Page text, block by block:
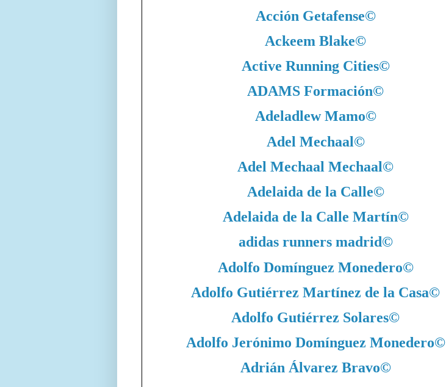
Acción Getafense©
Ackeem Blake©
Active Running Cities©
ADAMS Formación©
Adeladlew Mamo©
Adel Mechaal©
Adel Mechaal Mechaal©
Adelaida de la Calle©
Adelaida de la Calle Martín©
adidas runners madrid©
Adolfo Domínguez Monedero©
Adolfo Gutiérrez Martínez de la Casa©
Adolfo Gutiérrez Solares©
Adolfo Jerónimo Domínguez Monedero©
Adrián Álvarez Bravo©